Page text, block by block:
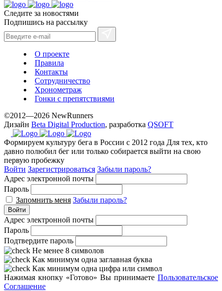
Следите за новостями
Подпишись на рассылку
О проекте
Правила
Контакты
Сотрудничество
Хронометраж
Гонки с препятствиями
©2012—2026 NewRunners
Дизайн Beta Digital Production, разработка QSOFT
Формируем культуру бега в России с 2012 года Для тех, кто
давно полюбил бег или только собирается выйти на свою
первую пробежку
Войти Зарегистрироваться Забыли пароль?
Адрес электронной почты
Пароль
Запомнить меня Забыли пароль?
Войти
Адрес электронной почты
Пароль
Подтвердите пароль
Не менее 8 символов
Как минимум одна заглавная буква
Как минимум одна цифра или символ
Нажимая кнопку «Готово» Вы принимаете Пользовательское
Соглашение